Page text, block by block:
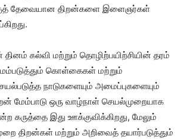
தேவையான திறன்களை இளைஞர்கள்
கல்வி மற்றும் தொழிற்பயிற்சியின் தரம்
கொள்கைகள் மற்றும்
நாடுகளையும் அமைப்புகளையும்
மேம்பாடு ஒரு வாழ்நாள் செயல்முறையாக
கருத்தை இது ஊக்குவிக்கிறது, மேலும்
திறன்கள் மற்றும் அறிவைத் தயார்படுத்தும்